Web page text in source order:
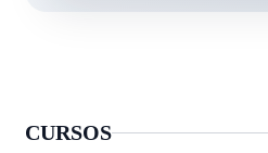
CURSOS